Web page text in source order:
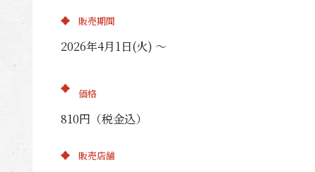
販売期間
2026年4月1日(火) 〜
価格
810円（税金込）
販売店舗